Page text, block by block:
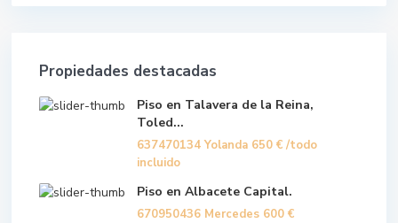
Propiedades destacadas
Piso en Talavera de la Reina,
Toled...
637470134 Yolanda 650 € /todo
incluido
Piso en Albacete Capital.
670950436 Mercedes 600 €